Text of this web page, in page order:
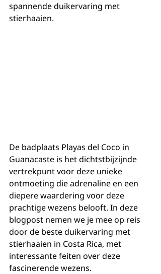
spannende duikervaring met
stierhaaien.
De badplaats Playas del Coco in
Guanacaste is het dichtstbijzijnde
vertrekpunt voor deze unieke
ontmoeting die adrenaline en een
diepere waardering voor deze
prachtige wezens belooft. In deze
blogpost nemen we je mee op reis
door de beste duikervaring met
stierhaaien in Costa Rica, met
interessante feiten over deze
fascinerende wezens.